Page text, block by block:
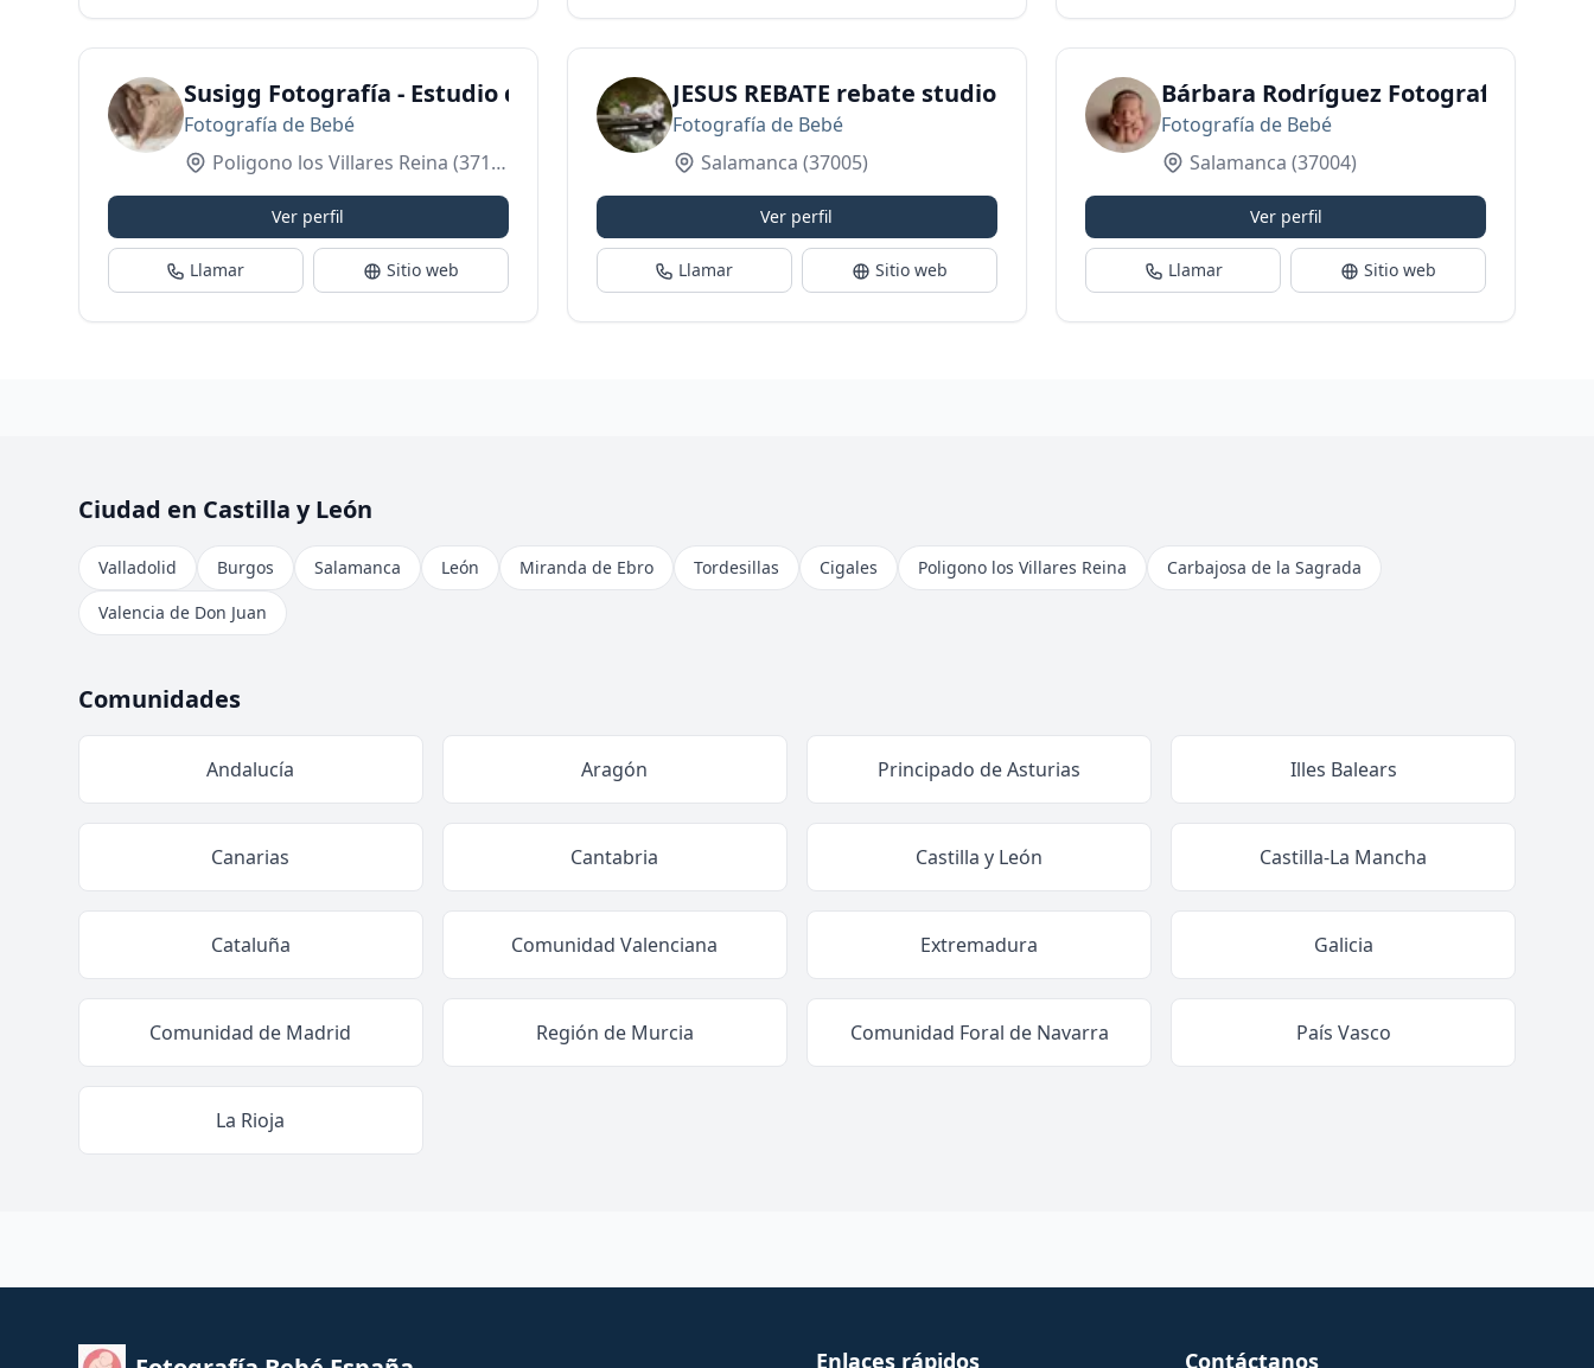
Susigg Fotografía - Estudio de Fotografías en Salamanca
Fotografía de Bebé
Poligono los Villares Reina (37184)
Ver perfil
Llamar Sitio web
JESUS REBATE rebate studio
Fotografía de Bebé
Salamanca (37005)
Ver perfil
Llamar Sitio web
Bárbara Rodríguez Fotografía
Fotografía de Bebé
Salamanca (37004)
Ver perfil
Llamar Sitio web
Ciudad en Castilla y León
Valladolid Burgos Salamanca León Miranda de Ebro Tordesillas Cigales Poligono los Villares Reina
Carbajosa de la Sagrada
Valencia de Don Juan
Comunidades
Andalucía Aragón Principado de Asturias Illes Balears
Canarias Cantabria Castilla y León Castilla-La Mancha
Cataluña Comunidad Valenciana Extremadura Galicia
Comunidad de Madrid Región de Murcia Comunidad Foral de Navarra País Vasco
La Rioja
Enlaces rápidos Contáctanos